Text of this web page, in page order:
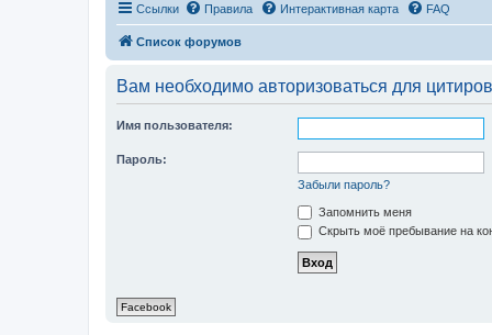
Ссылки Правила Интерактивная карта FAQ
Список форумов
Вам необходимо авторизоваться для
Имя пользователя:
Пароль:
Забыли пароль?
Запомнить меня
Скрыть моё пребывание на
Facebook